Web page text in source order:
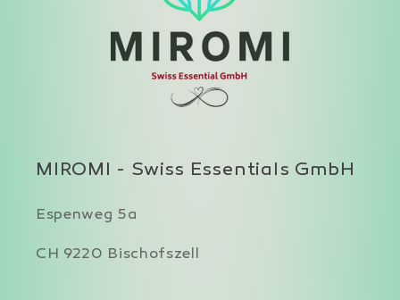
MIROMI - Swiss Essentials GmbH
Espenweg 5a
CH 9220 Bischofszell